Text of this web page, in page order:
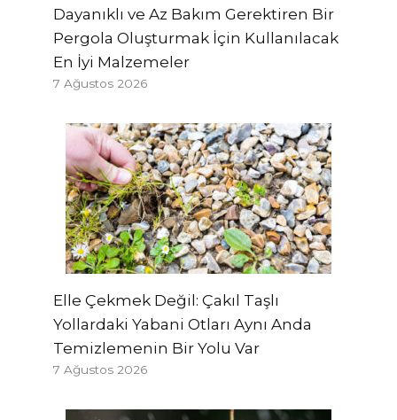
Dayanıklı ve Az Bakım Gerektiren Bir
Pergola Oluşturmak İçin Kullanılacak
En İyi Malzemeler
7 Ağustos 2026
Elle Çekmek Değil: Çakıl Taşlı
Yollardaki Yabani Otları Aynı Anda
Temizlemenin Bir Yolu Var
7 Ağustos 2026